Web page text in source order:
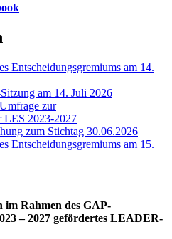
Entscheidungsgremiums am 14.
am 14. Juli 2026
zur
LES 2023-2027
zum Stichtag 30.06.2026
Entscheidungsgremiums am 15.
im Rahmen des GAP-
– 2027 gefördertes LEADER-